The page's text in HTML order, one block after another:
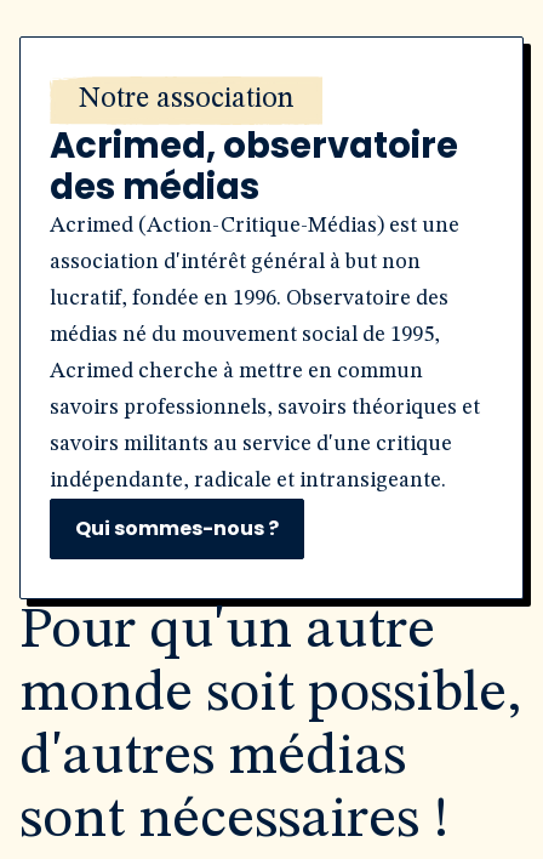
Notre association
Acrimed, observatoire
des médias
Acrimed (Action-Critique-Médias) est une
association d'intérêt général à but non
lucratif, fondée en 1996. Observatoire des
médias né du mouvement social de 1995,
Acrimed cherche à mettre en commun
savoirs professionnels, savoirs théoriques et
savoirs militants au service d'une critique
indépendante, radicale et intransigeante.
Qui sommes-nous ?
Pour qu'un autre
monde soit possible,
d'autres médias
sont nécessaires !